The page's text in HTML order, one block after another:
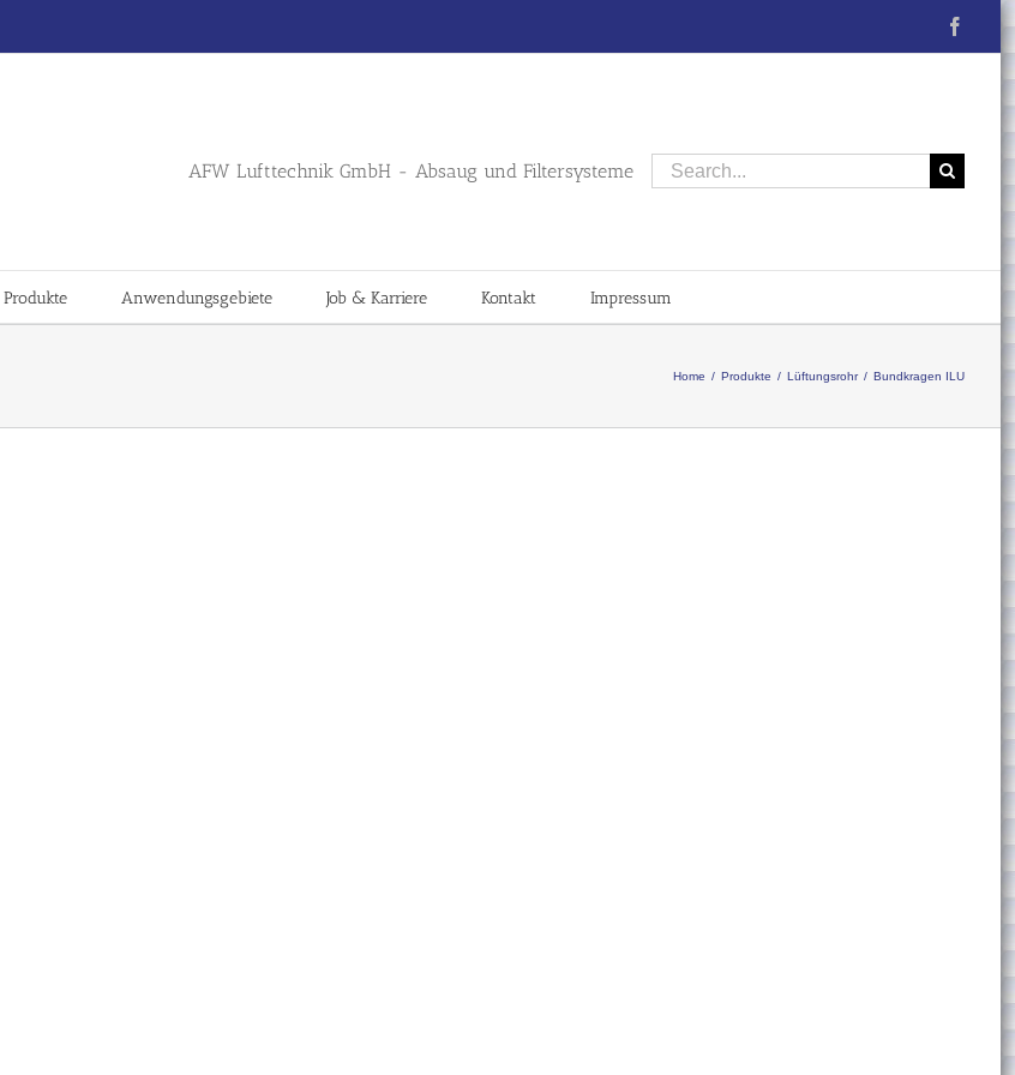
AFW Lufttechnik GmbH - Absaug und Filtersysteme
Search
for:
Produkte Anwendungsgebiete Job & Karriere Kontakt Impressum
Home / Produkte / Lüftungsrohr / Bundkragen ILU